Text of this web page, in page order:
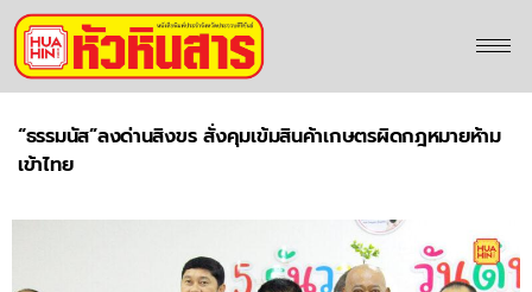
“ธรรมนัส”ลงด่านสิงขร สั่งคุมเข้มสินค้าเกษตรผิดกฎหมายห้าม
เข้าไทย